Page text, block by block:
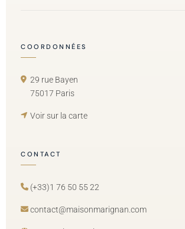
COORDONNÉES
29 rue Bayen
75017 Paris
Voir sur la carte
CONTACT
(+33)1 76 50 55 22
contact@maisonmarignan.com